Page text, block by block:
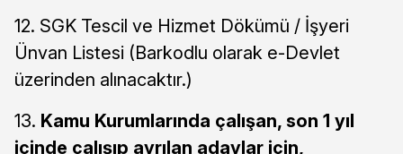
12. SGK Tescil ve Hizmet Dökümü / İşyeri
Ünvan Listesi (Barkodlu olarak e-Devlet
üzerinden alınacaktır.)
13. Kamu Kurumlarında çalışan, son 1 yıl
içinde çalışıp ayrılan adaylar için,